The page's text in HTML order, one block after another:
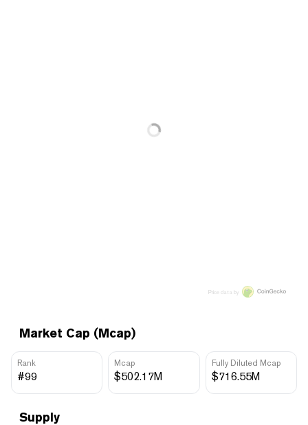
Market Cap (Mcap)
Rank
#99
Mcap
$502.17M
Fully Diluted Mcap
$716.55M
Supply
Price data by